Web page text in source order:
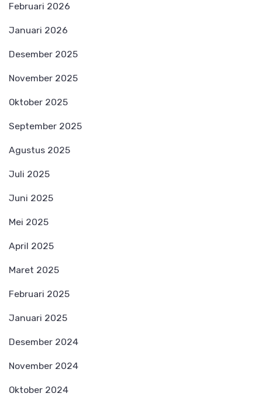
Februari 2026
Januari 2026
Desember 2025
November 2025
Oktober 2025
September 2025
Agustus 2025
Juli 2025
Juni 2025
Mei 2025
April 2025
Maret 2025
Februari 2025
Januari 2025
Desember 2024
November 2024
Oktober 2024